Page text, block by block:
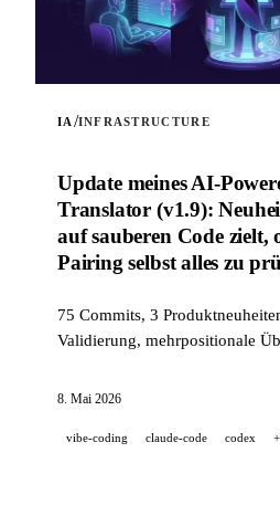
IA /INFRASTRUCTURE
Update meines AI-
Translator (v1.9):
auf sauberen Code zielt,
Pairing selbst alles zu
75 Commits, 3
Validierung, mehrpositionale
Stack (14 Hooks, 229 Tests, KI-
100 % im KI-Pairing entwickelt
8. Mai 2026
vibe-coding claude-code codex